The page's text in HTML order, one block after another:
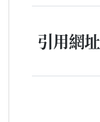
引用網址